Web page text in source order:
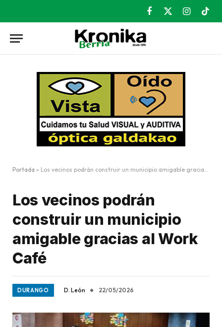
Facebook
X
Instagram
Portada » Los vecinos podrán construir un municipio amigable gracias al Work Café
Los vecinos podrán
construir un municipio
amigable gracias al Work
Café
DURANGO D. León 22/05/2026